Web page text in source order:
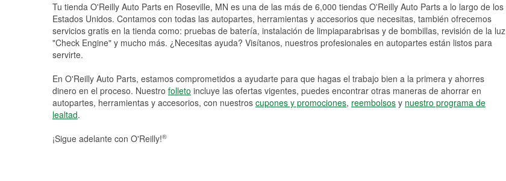
Tu tienda O'Reilly Auto Parts en Roseville, MN es una de las más de 6,000 tiendas O'Reilly Auto Parts a lo largo de los
Estados Unidos. Contamos con todas las autopartes, herramientas y accesorios que necesitas, también ofrecemos
servicios gratis en la tienda como: pruebas de batería, instalación de limpiaparabrisas y de bombillas, revisión de la luz
"Check Engine" y mucho más. ¿Necesitas ayuda? Visítanos, nuestros profesionales en autopartes están listos para
servirte.
En O'Reilly Auto Parts, estamos comprometidos a ayudarte para que hagas el trabajo bien a la primera y ahorres
dinero en el proceso. Nuestro folleto incluye las ofertas vigentes, puedes encontrar otras maneras de ahorrar en
autopartes, herramientas y accesorios, con nuestros cupones y promociones, reembolsos y nuestro programa de
lealtad.
¡Sigue adelante con O'Reilly!®